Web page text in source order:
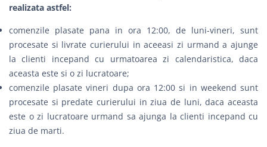
realizata astfel:
comenzile plasate pana in ora 12:00, de luni-vineri, sunt
procesate si livrate curierului in aceeasi zi urmand a ajunge
la clienti incepand cu urmatoarea zi calendaristica, daca
aceasta este si o zi lucratoare;
comenzile plasate vineri dupa ora 12:00 si in weekend sunt
procesate si predate curierului in ziua de luni, daca aceasta
este o zi lucratoare urmand sa ajunga la clienti incepand cu
ziua de marti.